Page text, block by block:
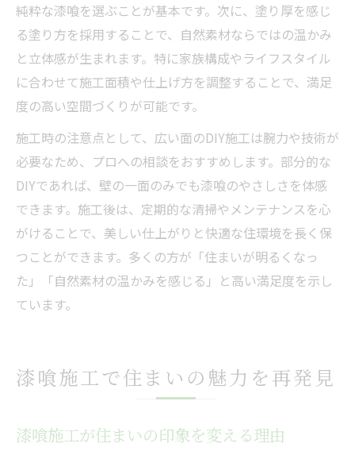
純粋な漆喰を選ぶことが基本です。次に、塗り厚を感じ
る塗り方を採用することで、自然素材ならではの温かみ
と立体感が生まれます。特に家族構成やライフスタイル
に合わせて施工面積や仕上げ方を調整することで、満足
度の高い空間づくりが可能です。
施工時の注意点として、広い面のDIY施工は腕力や技術が
必要なため、プロへの相談をおすすめします。部分的な
DIYであれば、壁の一面のみでも漆喰のやさしさを体感
できます。施工後は、定期的な清掃やメンテナンスを心
がけることで、美しい仕上がりと快適な住環境を長く保
つことができます。多くの方が「住まいが明るくなっ
た」「自然素材の温かみを感じる」と高い満足度を示し
ています。
漆喰施工で住まいの魅力を再発見
漆喰施工が住まいの印象を変える理由